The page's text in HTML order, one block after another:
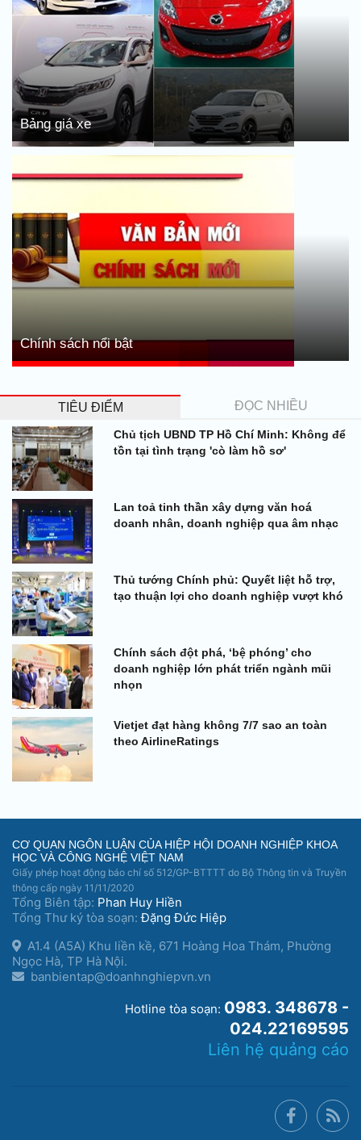
Bảng giá xe
Chính sách nổi bật
TIÊU ĐIỂM ĐỌC NHIỀU
Chủ tịch UBND TP Hồ Chí Minh: Không để
tồn tại tình trạng 'cò làm hồ sơ'
Lan toả tinh thần xây dựng văn hoá
doanh nhân, doanh nghiệp qua âm nhạc
Thủ tướng Chính phủ: Quyết liệt hỗ trợ,
tạo thuận lợi cho doanh nghiệp vượt khó
Chính sách đột phá, ‘bệ phóng’ cho
doanh nghiệp lớn phát triển ngành mũi
nhọn
Vietjet đạt hàng không 7/7 sao an toàn
theo AirlineRatings
CƠ QUAN NGÔN LUẬN CỦA HIỆP HỘI DOANH NGHIỆP KHOA
HỌC VÀ CÔNG NGHỆ VIỆT NAM
Giấy phép hoạt động báo chí số 512/GP-BTTTT do Bộ Thông tin và Truyền
thông cấp ngày 11/11/2020
Tổng Biên tập: Phan Huy Hiền
Tổng Thư ký tòa soạn:Đặng Đức Hiệp
A1.4 (A5A) Khu liền kề, 671 Hoàng Hoa Thám, Phường
Ngọc Hà, TP Hà Nội.
banbientap@doanhnghiepvn.vn
Hotline tòa soạn: 0983. 348678 -
024.22169595
Liên hệ quảng cáo